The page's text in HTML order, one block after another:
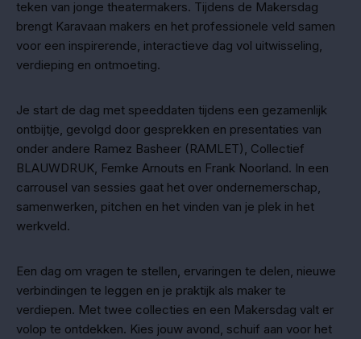
teken van jonge theatermakers. Tijdens de Makersdag
brengt Karavaan makers en het professionele veld samen
voor een inspirerende, interactieve dag vol uitwisseling,
verdieping en ontmoeting.
Je start de dag met speeddaten tijdens een gezamenlijk
ontbijtje, gevolgd door gesprekken en presentaties van
onder andere Ramez Basheer (RAMLET), Collectief
BLAUWDRUK, Femke Arnouts en Frank Noorland. In een
carrousel van sessies gaat het over ondernemerschap,
samenwerken, pitchen en het vinden van je plek in het
werkveld.
Een dag om vragen te stellen, ervaringen te delen, nieuwe
verbindingen te leggen en je praktijk als maker te
verdiepen. Met twee collecties en een Makersdag valt er
volop te ontdekken. Kies jouw avond, schuif aan voor het